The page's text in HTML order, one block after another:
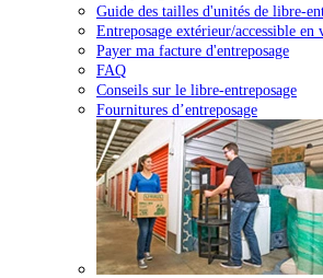
Guide des tailles d'unités de libre-
Entreposage extérieur/accessible en
Payer ma facture d'entreposage
FAQ
Conseils sur le libre-entreposage
Fournitures d’entreposage